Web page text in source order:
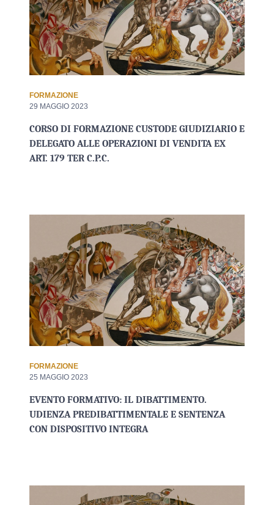
FORMAZIONE
29 MAGGIO 2023
CORSO DI FORMAZIONE CUSTODE GIUDIZIARIO E
DELEGATO ALLE OPERAZIONI DI VENDITA EX
ART. 179 TER C.P.C.
FORMAZIONE
25 MAGGIO 2023
EVENTO FORMATIVO: IL DIBATTIMENTO.
UDIENZA PREDIBATTIMENTALE E SENTENZA
CON DISPOSITIVO INTEGRA